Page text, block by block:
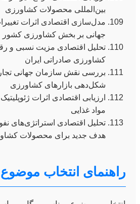
بین‌المللی محصولات کشاورزی
مدل‌سازی اقتصادی اثرات
جهانی بر بخش کشاورزی کشور
تحلیل اقتصادی مزیت نسبی و
کشاورزی صادراتی ایران
شکل‌دهی بازارهای کشاورزی
ارزیابی اقتصادی اثرات
مواد غذایی
تحلیل اقتصادی استراتژی‌های
هدف جدید برای محصولات
راهنمای انتخاب موضوع